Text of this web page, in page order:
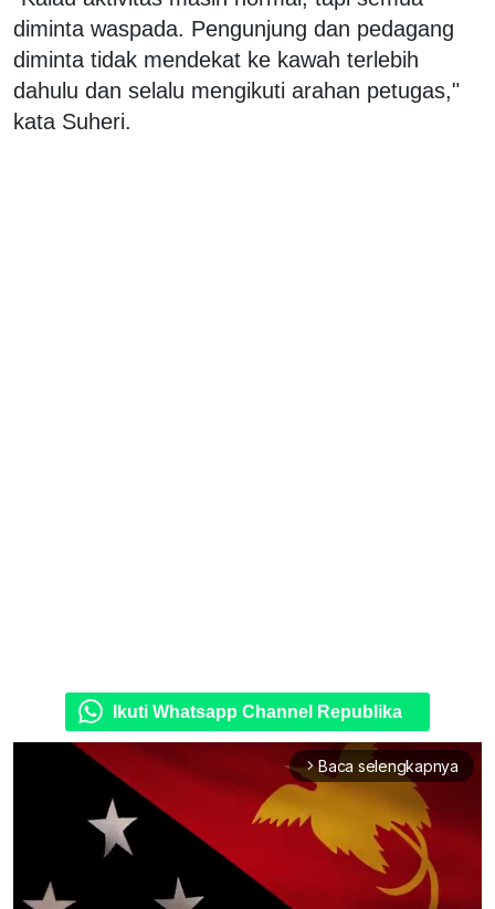
diminta waspada. Pengunjung dan pedagang
diminta tidak mendekat ke kawah terlebih
dahulu dan selalu mengikuti arahan petugas,"
kata Suheri.
Ikuti Whatsapp Channel Republika
arrow_forward_ios Baca selengkapnya